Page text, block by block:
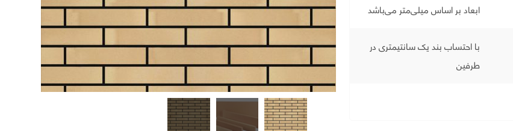
ابعاد بر اساس میلی‌متر می‌باشد
با احتساب بند یک سانتیمتری در
طرفین